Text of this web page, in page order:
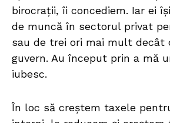
birocrații, îi concediem. Iar ei
de muncă în sectorul privat
sau de trei ori mai mult decât
guvern. Au început prin a mă
iubesc.
În loc să creștem taxele